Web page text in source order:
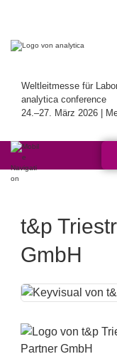
Weltleitmesse für
analytica conference
24.–27. März 2026 |
t&p
GmbH